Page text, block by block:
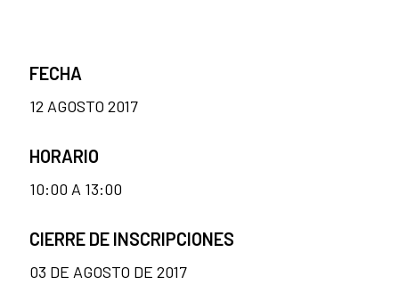
FECHA
12 AGOSTO 2017
HORARIO
10:00 A 13:00
CIERRE DE INSCRIPCIONES
03 DE AGOSTO DE 2017